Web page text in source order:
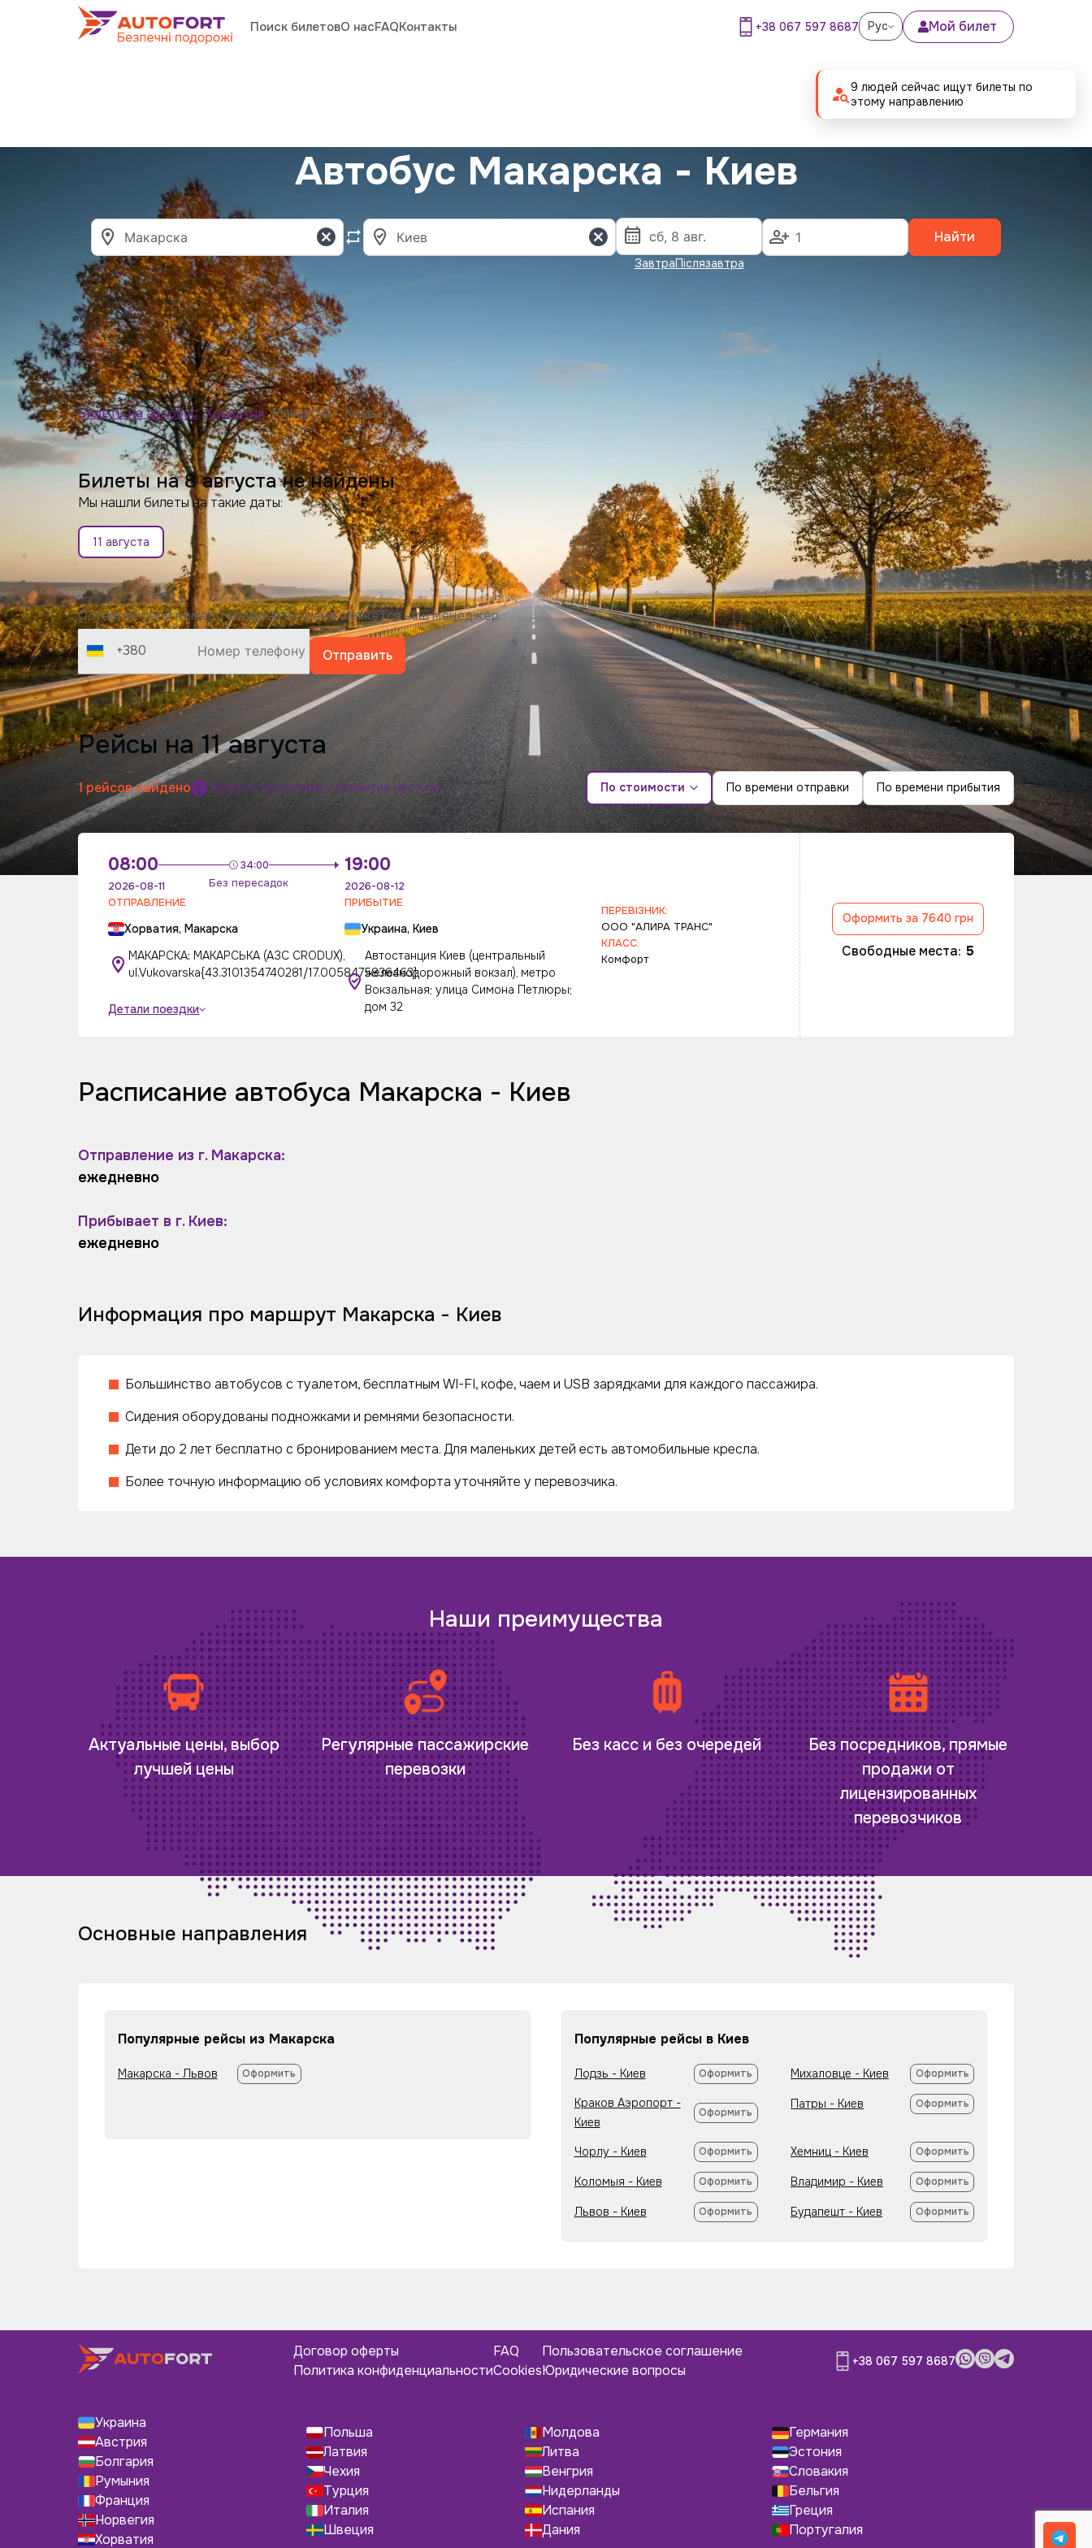
Поиск билетовО насFAQКонтакты +38 067 597 8687 Рус Мой билет
Автобус Макарска - Киев
ЗавтраПіслязавтра
Найти
Билеты на автобус>Хорватия>Макарска - Киев
Билеты на 8 августа не найдены
Мы нашли билеты на такие даты:
11 августа
Оставьте свой номер телефона и с вами свяжется наш менеджер.
+380 Отправить
9 людей сейчас ищут билеты по
этому направлению
Рейсы на 11 августа
1 рейсов найдено Время отправления и прибытия местное По стоимости По времени отправки По времени прибытия
08:00 34:00
Без пересадок
2026-08-11
ОТПРАВЛЕНИЕ
Хорватия, Макарска
МАКАРСКА: МАКАРСЬКА (АЗС CRODUX),
ul.Vukovarska{43.3101354740281/17.0058475836463}
Детали поездки
19:00
2026-08-12
ПРИБЫТИЕ
Украина, Киев
Автостанция Киев (центральный
железнодорожный вокзал), метро
Вокзальная; улица Симона Петлюры;
дом 32
ПЕРЕВІЗНИК:
ООО "АЛИРА ТРАНС"
КЛАСС:
Комфорт
Оформить за 7640 грн
Свободные места: 5
Расписание автобуса Макарска - Киев
Отправление из г. Макарска:
ежедневно
Прибывает в г. Киев:
ежедневно
Информация про маршрут Макарска - Киев
Большинство автобусов с туалетом, бесплатным WI-FI, кофе, чаем и USB зарядками для каждого пассажира.
Сидения оборудованы подножками и ремнями безопасности.
Дети до 2 лет бесплатно с бронированием места. Для маленьких детей есть автомобильные кресла.
Более точную информацию об условиях комфорта уточняйте у перевозчика.
Наши преимущества
Актуальные цены, выбор
лучшей цены
Регулярные пассажирские
перевозки
Без касс и без очередей
Без посредников, прямые
продажи от
лицензированных
перевозчиков
Основные направления
Популярные рейсы из Макарска
Макарска - Львов Оформить
Популярные рейсы в Киев
Лодзь - Киев Оформить
Краков Аэропорт -
Киев
Оформить
Чорлу - Киев Оформить
Коломыя - Киев Оформить
Львов - Киев Оформить
Михаловце - Киев Оформить
Патры - Киев Оформить
Хемниц - Киев Оформить
Владимир - Киев Оформить
Будапешт - Киев Оформить
Договор оферты
Политика конфиденциальности
FAQ
Cookies
Пользовательское соглашение
Юридические вопросы
+38 067 597 8687
Украина
Австрия
Болгария
Румыния
Франция
Норвегия
Хорватия
Польша
Латвия
Чехия
Турция
Италия
Швеция
Молдова
Литва
Венгрия
Нидерланды
Испания
Дания
Германия
Эстония
Словакия
Бельгия
Греция
Португалия